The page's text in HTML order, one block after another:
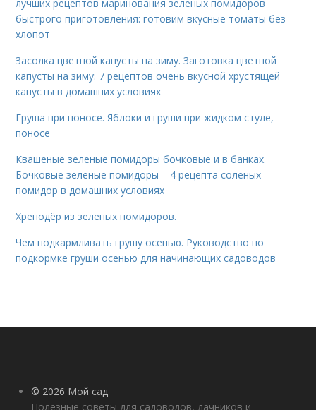
лучших рецептов маринования зеленых помидоров
быстрого приготовления: готовим вкусные томаты без
хлопот
Засолка цветной капусты на зиму. Заготовка цветной
капусты на зиму: 7 рецептов очень вкусной хрустящей
капусты в домашних условиях
Груша при поносе. Яблоки и груши при жидком стуле,
поносе
Квашеные зеленые помидоры бочковые и в банках.
Бочковые зеленые помидоры – 4 рецепта соленых
помидор в домашних условиях
Хренодёр из зеленых помидоров.
Чем подкармливать грушу осенью. Руководство по
подкормке груши осенью для начинающих садоводов
© 2026 Мой сад
Полезные советы для садоводов, дачников и